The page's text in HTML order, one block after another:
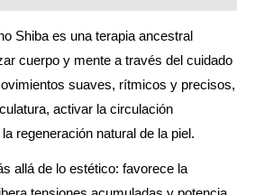
Shiba es una terapia ancestral
cuerpo y mente a través del cuidado
suaves, rítmicos y precisos,
activar la circulación
regeneración natural de la piel.
allá de lo estético: favorece la